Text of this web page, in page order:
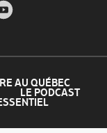
AU QUÉBEC
LE PODCAST